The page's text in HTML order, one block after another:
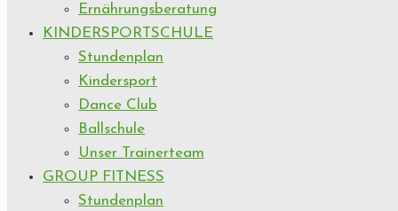
Ernährungsberatung
KINDERSPORTSCHULE
Stundenplan
Kindersport
Dance Club
Ballschule
Unser Trainerteam
GROUP FITNESS
Stundenplan